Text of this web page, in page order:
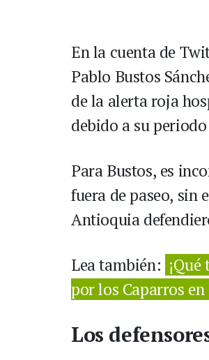
En la cuenta de
Pablo Bustos
de la alerta roja
debido a su
Para Bustos, es
fuera de paseo, sin
Antioquia
Lea también:
por los Caparros
Los